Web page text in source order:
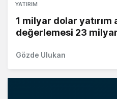
YATIRIM
1 milyar dolar yatırım
değerlemesi 23
Gözde Ulukan